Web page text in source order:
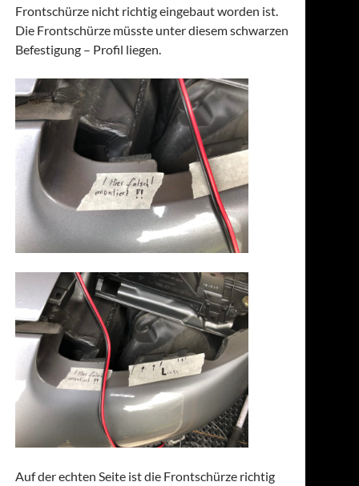
Frontschürze nicht richtig eingebaut worden ist.
Die Frontschürze müsste unter diesem schwarzen
Befestigung – Profil liegen.
Auf der echten Seite ist die Frontschürze richtig